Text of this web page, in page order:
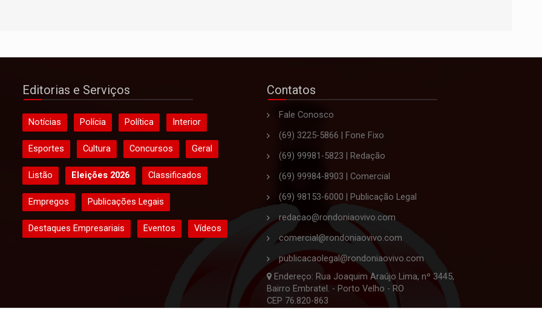
Editorias e Serviços
Notícias Polícia Política Interior
Esportes Cultura Concursos Geral
Listão Eleições 2026 Classificados
Empregos Publicações Legais
Destaques Empresariais Eventos Vídeos
Contatos
Fale Conosco
(69) 3225-5866 | Fone Fixo
(69) 99981-5823 | Redação
(69) 99984-8903 | Comercial
(69) 98153-6000 | Publicação Legal
redacao@rondoniaovivo.com
comercial@rondoniaovivo.com
publicacaolegal@rondoniaovivo.com
Endereço: Rua Joaquim Araújo Lima, nº 3445,
Bairro Embratel. - Porto Velho - RO
CEP 76.820-863